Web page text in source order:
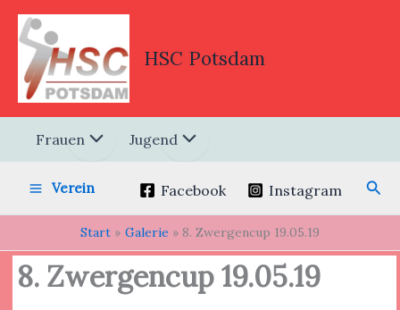
Zum
Inhalt
springen
HSC Potsdam
Frauen Jugend
Verein Facebook Instagram
Start Galerie 8. Zwergencup 19.05.19
8. Zwergencup 19.05.19